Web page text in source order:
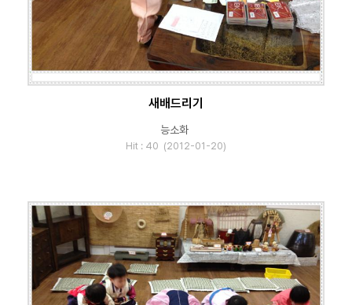
새배드리기
능소화
Hit : 40 (2012-01-20)